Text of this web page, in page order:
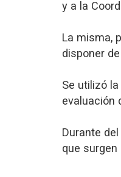
y a la
La misma,
disponer
Se utilizó
evaluación
Durante
que surgen